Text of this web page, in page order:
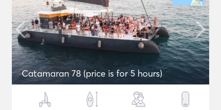
Catamaran 78 (price is for 5 hours)